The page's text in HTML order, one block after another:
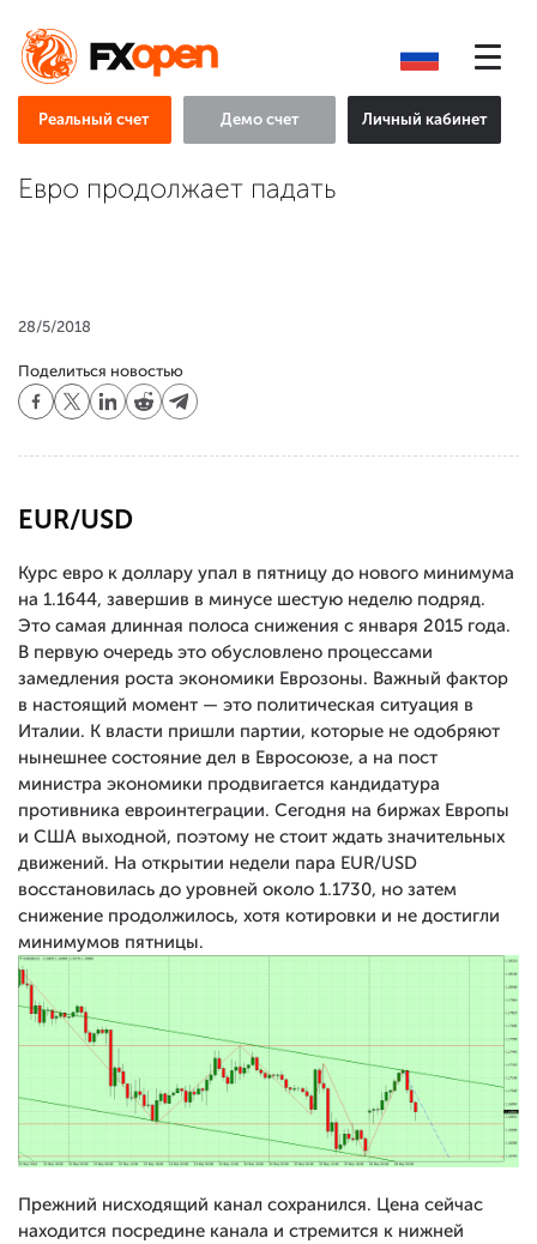
Реальный счет Демо счет Личный кабинет
Евро продолжает падать
28/5/2018
Поделиться новостью
EUR/USD
Курс евро к доллару упал в пятницу до нового минимума
на 1.1644, завершив в минусе шестую неделю подряд.
Это самая длинная полоса снижения с января 2015 года.
В первую очередь это обусловлено процессами
замедления роста экономики Еврозоны. Важный фактор
в настоящий момент — это политическая ситуация в
Италии. К власти пришли партии, которые не одобряют
нынешнее состояние дел в Евросоюзе, а на пост
министра экономики продвигается кандидатура
противника евроинтеграции. Сегодня на биржах Европы
и США выходной, поэтому не стоит ждать значительных
движений. На открытии недели пара EUR/USD
восстановилась до уровней около 1.1730, но затем
снижение продолжилось, хотя котировки и не достигли
минимумов пятницы.
Прежний нисходящий канал сохранился. Цена сейчас
находится посредине канала и стремится к нижней